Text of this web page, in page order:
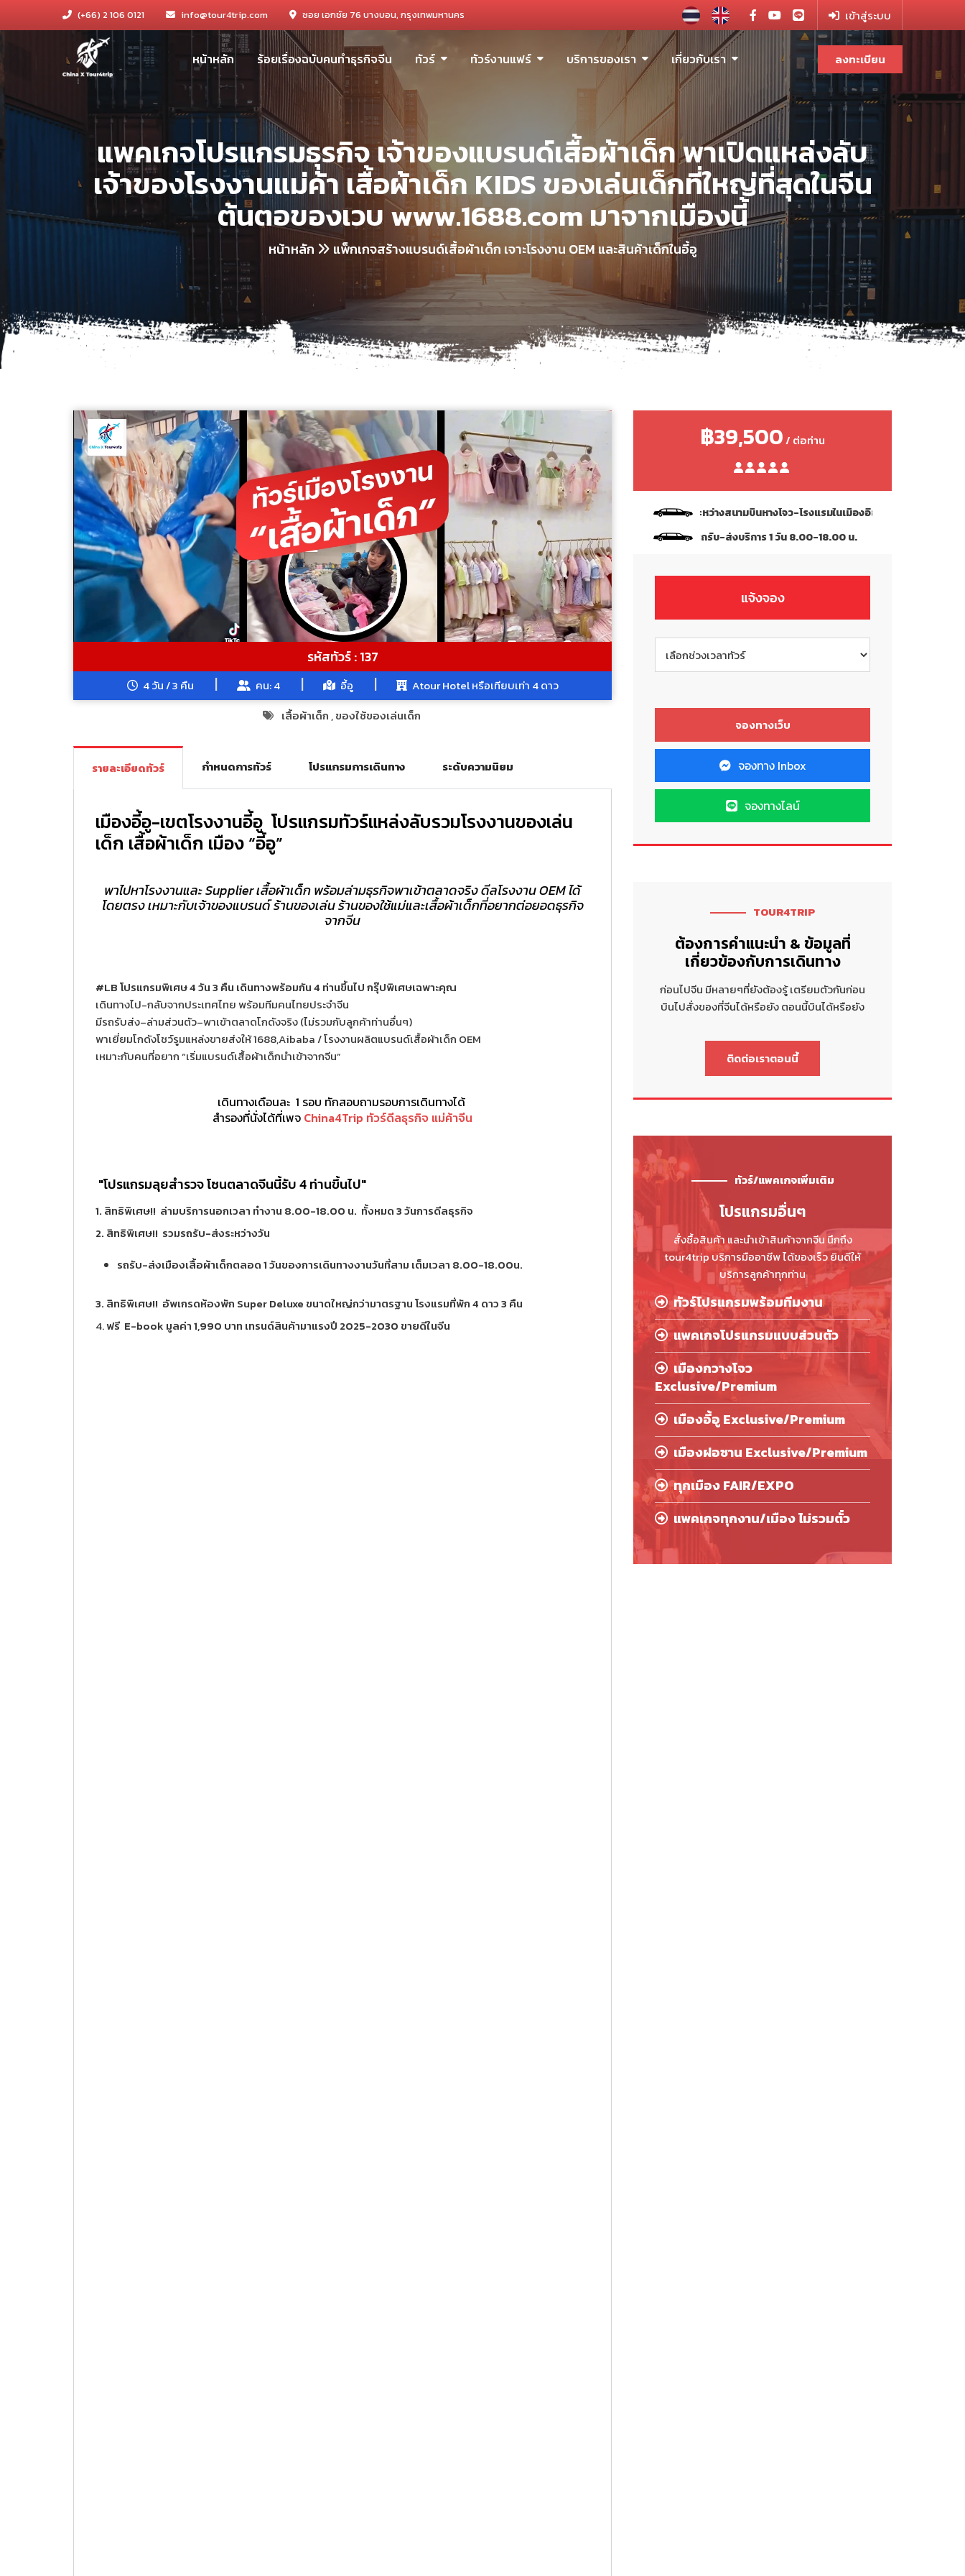
(+66) 2 106 0121 info@tour4trip.com ซอย เอกชัย 76 บางบอน, กรุงเทพมหานคร เข้าสู่ระบบ
หน้าหลัก ร้อยเรื่องฉบับคนทำธุรกิจจีน ทัวร์ ทัวร์งานแฟร์ บริการของเรา เกี่ยวกับเรา ลงทะเบียน
แพคเกจโปรแกรมธุรกิจ เจ้าของแบรนด์เสื้อผ้าเด็ก พาเปิดแหล่งลับ
เจ้าของโรงงานแม่ค้า เสื้อผ้าเด็ก KIDS ของเล่นเด็กที่ใหญ่ที่สุดในจีน
ต้นตอของเวบ www.1688.com มาจากเมืองนี้
หน้าหลัก แพ็กเกจสร้างแบรนด์เสื้อผ้าเด็ก เจาะโรงงาน OEM และสินค้าเด็กในอี้อู
รหัสทัวร์ : 137
4 วัน / 3 คืน คน: 4 อี้อู
Atour Hotel หรือเทียบเท่า 4 ดาว
เสื้อผ้าเด็ก,ของใช้ของเล่นเด็ก
รายละเอียดทัวร์ กำหนดการทัวร์ โปรแกรมการเดินทาง ระดับความนิยม
เมืองอี้อู-เขตโรงงานอี้อู โปรแกรมทัวร์แหล่งลับรวมโรงงานของเล่น
เด็ก เสื้อผ้าเด็ก เมือง “อี้อู”
พาไปหาโรงงานและ Supplier เสื้อผ้าเด็ก พร้อมล่ามธุรกิจพาเข้าตลาดจริง ดีลโรงงาน OEM ได้
โดยตรง เหมาะกับเจ้าของแบรนด์ ร้านของเล่น ร้านของใช้แม่และเสื้อผ้าเด็กที่อยากต่อยอดธุรกิจ
จากจีน
#LB โปรแกรมพิเศษ 4 วัน 3 คืน เดินทางพร้อมกัน 4 ท่านขึ้นไป กรุ๊ปพิเศษเฉพาะคุณ
เดินทางไป-กลับจากประเทศไทย พร้อมทีมคนไทยประจำจีน
มีรถรับส่ง–ล่ามส่วนตัว–พาเข้าตลาดโกดังจริง (ไม่รวมกับลูกค้าท่านอื่นๆ)
พาเยี่ยมโกดังโชว์รูมแหล่งขายส่งให้ 1688,Aibaba / โรงงานผลิตแบรนด์เสื้อผ้าเด็ก OEM
เหมาะกับคนที่อยาก “เริ่มแบรนด์เสื้อผ้าเด็กนำเข้าจากจีน”
เดินทางเดือนละ 1 รอบ ทักสอบถามรอบการเดินทางได้
สำรองที่นั่งได้ที่เพจ China4Trip ทัวร์ดีลธุรกิจ แม่ค้าจีน
"โปรแกรมลุยสำรวจ โซนตลาดจีนนี้รับ 4 ท่านขึ้นไป"
1. สิทธิพิเศษ!! ล่ามบริการนอกเวลา ทำงาน 8.00-18.00 น. ทั้งหมด 3 วันการดีลธุรกิจ
2. สิทธิพิเศษ!! รวมรถรับ-ส่งระหว่างวัน
รถรับ-ส่งเมืองเสื้อผ้าเด็กตลอด 1 วันของการเดินทางงานวันที่สาม เต็มเวลา 8.00-18.00น.
3. สิทธิพิเศษ!! อัพเกรดห้องพัก Super Deluxe ขนาดใหญ่กว่ามาตรฐาน โรงแรมที่พัก 4 ดาว 3 คืน
4.ฟรี E-book มูลค่า 1,990 บาท เทรนด์สินค้ามาแรงปี 2025-2030 ขายดีในจีน
฿39,500/ ต่อท่าน
บริการรถลีมูซีนพร้อมคนขับรถ ระหว่างสนามบินหางโจว-โรงแรมในเมืองอี้อู 1 เที่ยวและรถรับ-ส่งเมื
วันที่สองของการดีลงานมีคนขับรถรับ-ส่งบริการ 1 วัน 8.00-18.00 น.
แจ้งจอง
จองทาง Inbox
จองทางไลน์
TOUR4TRIP
ต้องการคำแนะนำ & ข้อมูลที่
เกี่ยวข้องกับการเดินทาง
ก่อนไปจีน มีหลายๆที่ยังต้องรู้ เตรียมตัวกันก่อน
บินไปสั่งของที่จีนได้หรือยัง ตอนนี้บินได้หรือยัง
ติดต่อเราตอนนี้
ทัวร์/แพคเกจเพิ่มเติม
โปรแกรมอื่นๆ
สั่งซื้อสินค้า และนำเข้าสินค้าจากจีน นึกถึง
tour4trip บริการมืออาชีพ ได้ของเร็ว ยินดีให้
บริการลูกค้าทุกท่าน
ทัวร์โปรแกรมพร้อมทีมงาน
แพคเกจโปรแกรมแบบส่วนตัว
เมืองกวางโจว
Exclusive/Premium
เมืองอี้อู Exclusive/Premium
เมืองฝอซาน Exclusive/Premium
ทุกเมือง FAIR/EXPO
แพคเกจทุกงาน/เมือง ไม่รวมตั๋ว